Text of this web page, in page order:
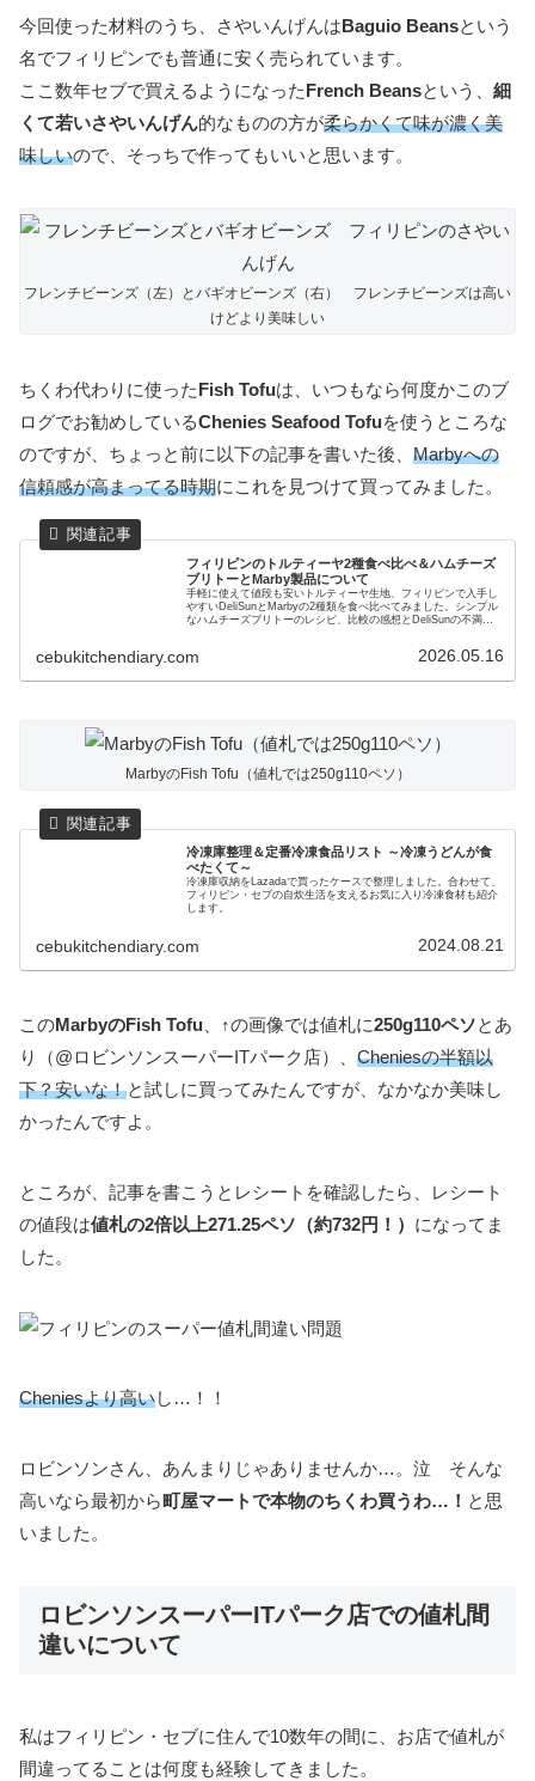
今回使った材料のうち、さやいんげんはBaguio Beansという
名でフィリピンでも普通に安く売られています。
ここ数年セブで買えるようになったFrench Beansという、 細
くて若いさやいんげん的なものの方が柔らかくて味が濃く美
味しいので、そっちで作ってもいいと思います。
フレンチビーンズ（左）とバギオビーンズ（右） フレンチビーンズは高い
けどより美味しい
ちくわ代わりに使ったFish Tofuは、いつもなら何度かこのブ
ログでお勧めしているChenies Seafood Tofuを使うところな
のですが、ちょっと前に以下の記事を書いた後、 Marbyへの
信頼感が高まってる時期にこれを見つけて買ってみました。
フィリピンのトルティーヤ2種食べ比べ＆ハムチーズ
ブリトーとMarby製品について
手軽に使えて値段も安いトルティーヤ生地、フィリピンで入手し
やすいDeliSunとMarbyの2種類を食べ比べてみました。シンプル
なハムチーズブリトーのレシピ、比較の感想とDeliSunの不満
cebukitchendiary.com 2026.05.16
MarbyのFish Tofu（値札では250g110ペソ）
冷凍庫整理＆定番冷凍食品リスト ～冷凍うどんが食
べたくて～
冷凍庫収納をLazadaで買ったケースで整理しました。合わせて、
フィリピン・セブの自炊生活を支えるお気に入り冷凍食材も紹介
します。
cebukitchendiary.com 2024.08.21
このMarbyのFish Tofu 、↑の画像では値札に250g110ペソとあ
り（@ロビンソンスーパーITパーク店）、 Cheniesの半額以
下？安いな！と試しに買ってみたんですが、なかなか美味し
かったんですよ。
ところが、記事を書こうとレシートを確認したら、レシート
の値段は値札の2倍以上271.25ペソ（約732円！） になってま
した。
Cheniesより高いし…！！
ロビンソンさん、あんまりじゃありませんか…。泣 そんな
高いなら最初から町屋マートで本物のちくわ買うわ…！ と思
いました。
ロビンソンスーパーITパーク店での値札間
違いについて
私はフィリピン・セブに住んで10数年の間に、お店で値札が
間違ってることは何度も経験してきました。